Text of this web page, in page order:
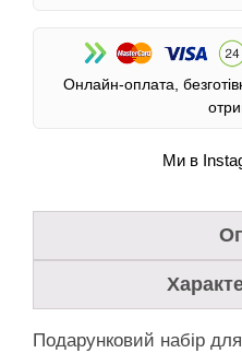
Онлайн-оплата,
Ми в
Подарунковий набір